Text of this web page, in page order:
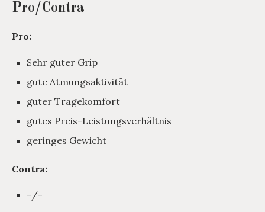
Pro/Contra
Pro:
Sehr guter Grip
gute Atmungsaktivität
guter Tragekomfort
gutes Preis-Leistungsverhältnis
geringes Gewicht
Contra:
-/-